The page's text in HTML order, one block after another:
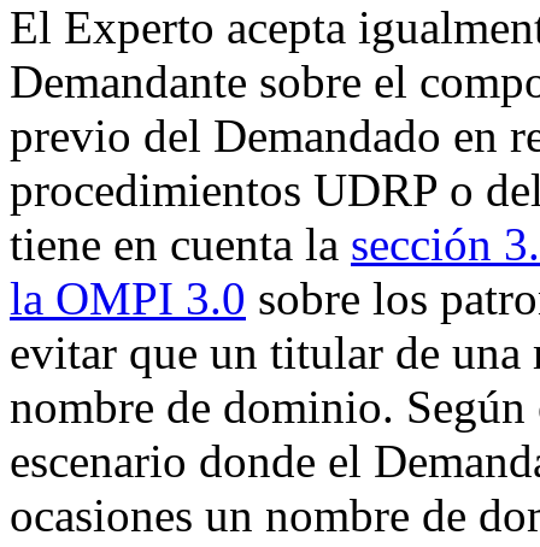
El Experto acepta
Demandante sobre el
previo del Demandado en
procedimientos UDRP o
tiene en cuenta la sección
la OMPI 3.0 sobre los
evitar que un titular de una
nombre de dominio.
escenario donde el
ocasiones un nombre de